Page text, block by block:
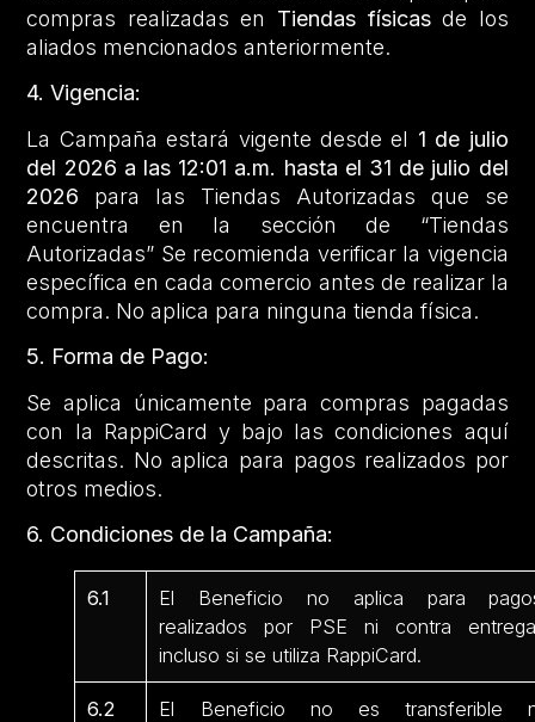
compras realizadas en Tiendas físicasde los
aliados mencionados anteriormente.
4. Vigencia:
La Campaña estará vigente desde el 1 de julio
del 2026 a las 12:01 a.m. hasta el 31 de julio del
2026 para las Tiendas Autorizadas que se
encuentra en la sección de “Tiendas
Autorizadas” Se recomienda verificar la vigencia
específica en cada comercio antes de realizar la
compra. No aplica para ninguna tienda física.
5. Forma de Pago:
Se aplica únicamente para compras pagadas
con la RappiCard y bajo las condiciones aquí
descritas. No aplica para pagos realizados por
otros medios.
6. Condiciones de la Campaña:
6.1
El Beneficio no aplica para
realizados por PSE ni contra
incluso si se utiliza RappiCard.
6.2
El Beneficio no es transferible